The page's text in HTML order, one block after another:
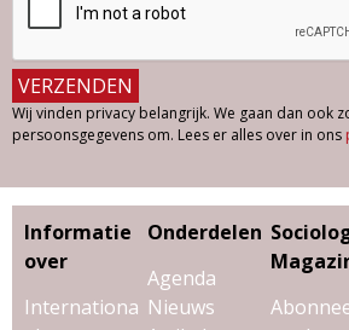
Wij vinden privacy belangrijk. We gaan dan ook
persoonsgegevens om. Lees er alles over in ons
Informatie
over
Internationa
Onderdelen
Agenda
Nieuws